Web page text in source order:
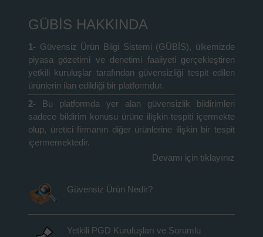
GÜBİS HAKKINDA
1- Güvensiz Ürün Bilgi Sistemi (GÜBİS), ülkemizde
piyasa gözetimi ve denetimi faaliyeti gerçekleştiren
yetkili kuruluşlar tarafından güvensizliği tespit edilen
ürünlerin ilan edildiği bir platformdur.
2-
Bu platformda yer alan güvensizlik bildirimleri
sadece bildirim konusu ürüne ilişkin tespiti içermekte
olup, üretici firmanın diğer ürünlerine ilişkin bir tespit
içermemektedir.
Devamı için tıklayınız
Güvensiz Ürün Nedir?
Yetkili PGD Kuruluşları ve Sorumlu